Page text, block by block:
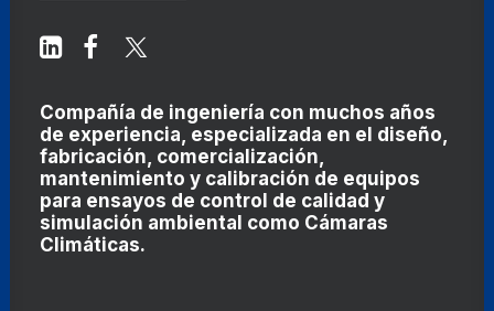
Compañía de ingeniería con muchos años
de experiencia, especializada en el diseño,
fabricación, comercialización,
mantenimiento y calibración de equipos
para ensayos de control de calidad y
simulación ambiental como Cámaras
Climáticas.